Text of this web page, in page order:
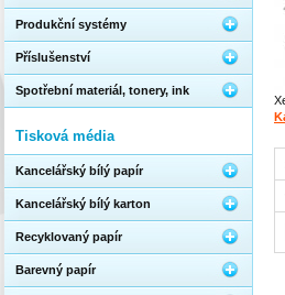
Produkční systémy
Příslušenství
Spotřební materiál, tonery, ink
Tisková média
Kancelářský bílý papír
Kancelářský bílý karton
Recyklovaný papír
Barevný papír